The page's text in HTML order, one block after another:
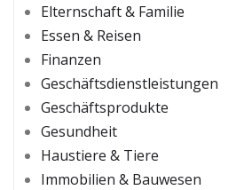
Elternschaft & Familie
Essen & Reisen
Finanzen
Geschäftsdienstleistungen
Geschäftsprodukte
Gesundheit
Haustiere & Tiere
Immobilien & Bauwesen